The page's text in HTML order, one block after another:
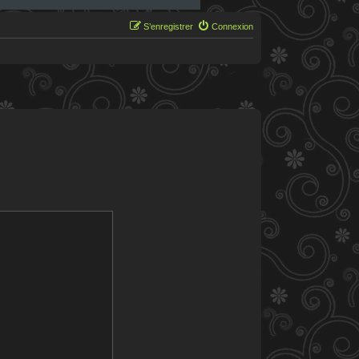
Connexion
S’enregistrer